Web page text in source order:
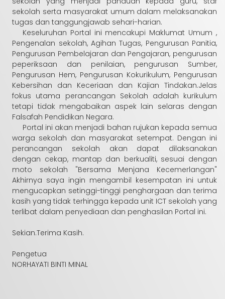
sekolah serta masyarakat umum dalam melaksanakan
tugas dan tanggungjawab sehari-harian.
Keseluruhan Portal ini mencakupi Maklumat Umum ,
Pengenalan sekolah, Agihan Tugas, Pengurusan Panitia,
Pengurusan Pembelajaran dan Pengajaran, pengurusan
peperiksaan dan penilaian, pengurusan Sumber,
Pengurusan Hem, Pengurusan Kokurikulum, Pengurusan
Kebersihan dan Keceriaan dan Kajian Tindakan.Jelas
fokus utama perancangan Sekolah adalah kurikulum
tetapi tidak mengabaikan aspek lain selaras dengan
Falsafah Pendidikan Negara.
Portal ini akan menjadi bahan rujukan kepada semua
warga sekolah dan masyarakat setempat. Dengan ini
perancangan sekolah akan dapat dilaksanakan
dengan cekap, mantap dan berkualiti, sesuai dengan
moto sekolah "Bersama Menjana Kecemerlangan"
Akhirnya saya ingin mengambil kesempatan ini untuk
mengucapkan setinggi-tinggi penghargaan dan terima
kasih yang tidak terhingga kepada unit ICT sekolah yang
terlibat dalam penyediaan dan penghasilan Portal ini.
Sekian.Terima Kasih.
Pengetua
NORHAYATI BINTI MINAL